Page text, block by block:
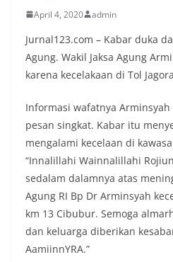
April 4, 2020 admin
Jurnal123.com – Kabar duka
Agung. Wakil Jaksa Agung
karena kecelakaan di Tol
Informasi wafatnya
pesan singkat. Kabar itu
mengalami kecelaan di
“Innalillahi Wainnalillahi
sedalam dalamnya atas
Agung RI Bp Dr Arminsyah
km 13 Cibubur. Semoga
dan keluarga diberikan
AamiinnYRA.”